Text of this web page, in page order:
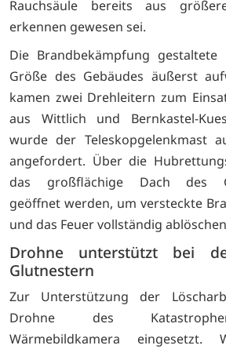
Rauchsäule bereits aus
erkennen gewesen sei.
Die Brandbekämpfung
Größe des Gebäudes äußerst
kamen zwei Drehleitern zum
aus Wittlich und Bernkastel-
wurde der Teleskopgelenkmast
angefordert. Über die
das großflächige Dach des
geöffnet werden, um versteckte
und das Feuer vollständig
Drohne unterstützt bei
Glutnestern
Zur Unterstützung der
Drohne des
Wärmebildkamera eingesetzt.